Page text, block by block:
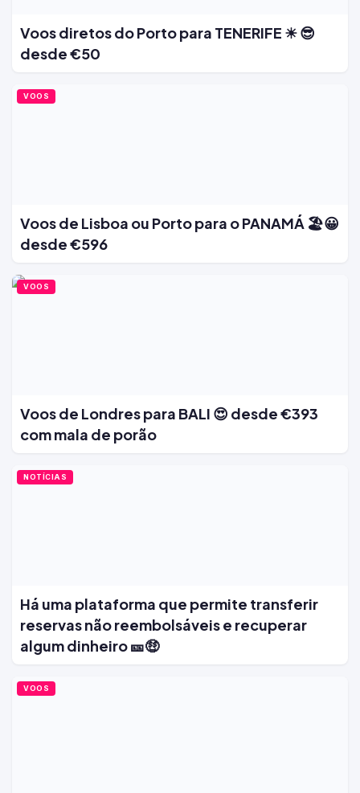
Voos diretos do Porto para TENERIFE ☀ 😎
desde €50
VOOS
Voos de Lisboa ou Porto para o PANAMÁ 🏖️😀
desde €596
VOOS
Voos de Londres para BALI 😍 desde €393
com mala de porão
NOTÍCIAS
Há uma plataforma que permite transferir
reservas não reembolsáveis e recuperar
algum dinheiro 🎫🤑
VOOS